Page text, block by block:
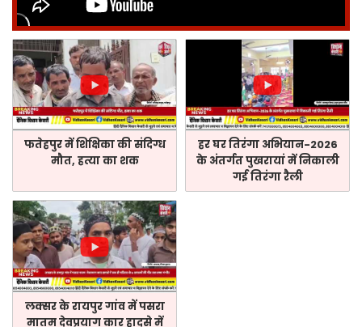
फतेहपुर में शिक्षिका की संदिग्ध
मौत, हत्या का शक
हर घर तिरंगा अभियान-2026
के अंतर्गत पुखरायां में निकाली
गई तिरंगा रैली
लक्सर के रायपुर गांव में पसरा
मातम देवप्रयाग कार हादसे में